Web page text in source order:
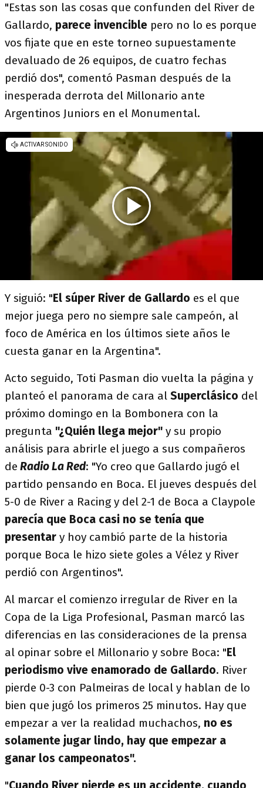
"Estas son las cosas que confunden del River de
Gallardo, parece invencible pero no lo es porque
vos fijate que en este torneo supuestamente
devaluado de 26 equipos, de cuatro fechas
perdió dos", comentó Pasman después de la
inesperada derrota del Millonario ante
Argentinos Juniors en el Monumental.
Y siguió: "El súper River de Gallardo es el que
mejor juega pero no siempre sale campeón, al
foco de América en los últimos siete años le
cuesta ganar en la Argentina".
Acto seguido, Toti Pasman dio vuelta la página y
planteó el panorama de cara al Superclásico del
próximo domingo en la Bombonera con la
pregunta "¿Quién llega mejor" y su propio
análisis para abrirle el juego a sus compañeros
de Radio La Red: "Yo creo que Gallardo jugó el
partido pensando en Boca. El jueves después del
5-0 de River a Racing y del 2-1 de Boca a Claypole
parecía que Boca casi no se tenía que
presentar y hoy cambió parte de la historia
porque Boca le hizo siete goles a Vélez y River
perdió con Argentinos".
Al marcar el comienzo irregular de River en la
Copa de la Liga Profesional, Pasman marcó las
diferencias en las consideraciones de la prensa
al opinar sobre el Millonario y sobre Boca: "El
periodismo vive enamorado de Gallardo. River
pierde 0-3 con Palmeiras de local y hablan de lo
bien que jugó los primeros 25 minutos. Hay que
empezar a ver la realidad muchachos, no es
solamente jugar lindo, hay que empezar a
ganar los campeonatos".